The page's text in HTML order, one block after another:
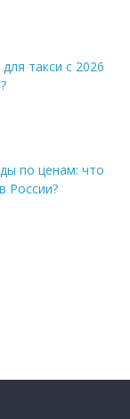
такси с 2026
по ценам: что
России?